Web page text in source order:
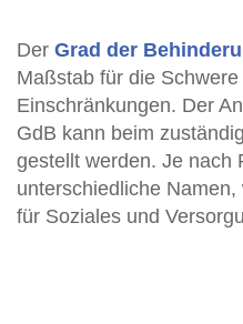
Der Grad der
Maßstab für die
Einschränkungen. Der
GdB kann beim
gestellt werden. Je nach
unterschiedliche
für Soziales und